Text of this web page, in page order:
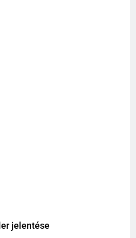
jelentése